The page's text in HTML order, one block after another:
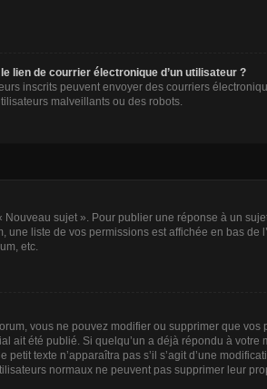
lien de courrier électronique d’un utilisateur ?
inscrits peuvent envoyer des courriers
malveillants ou des robots.
sujet ». Pour publier une réponse à un
une liste de vos permissions est affichée en bas
etc.
vous ne pouvez modifier ou supprimer que
ait été publié. Si quelqu’un a déjà répondu à
texte n’apparaîtra pas s’il s’agit d’une
normaux ne peuvent pas supprimer leur